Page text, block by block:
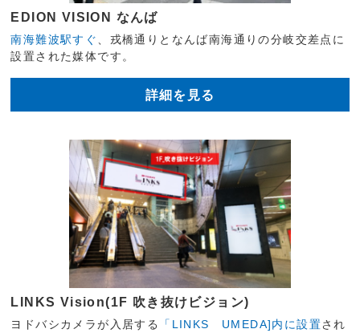
EDION VISION なんば
南海難波駅すぐ、戎橋通りとなんば南海通りの分岐交差点に
設置された媒体です。
詳細を見る
LINKS Vision(1F 吹き抜けビジョン)
ヨドバシカメラが入居する 「LINKS UMEDA]内に設置され